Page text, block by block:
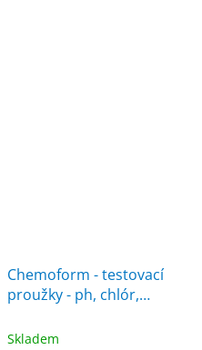
Chemoform - testovací
proužky - ph, chlór,
Skladem